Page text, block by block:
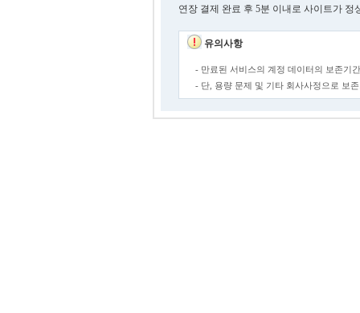
연장 결제 완료 후 5분 이내로 사이트가 정
유의사항
- 만료된 서비스의 계정 데이터의 보존기
- 단, 용량 문제 및 기타 회사사정으로 보